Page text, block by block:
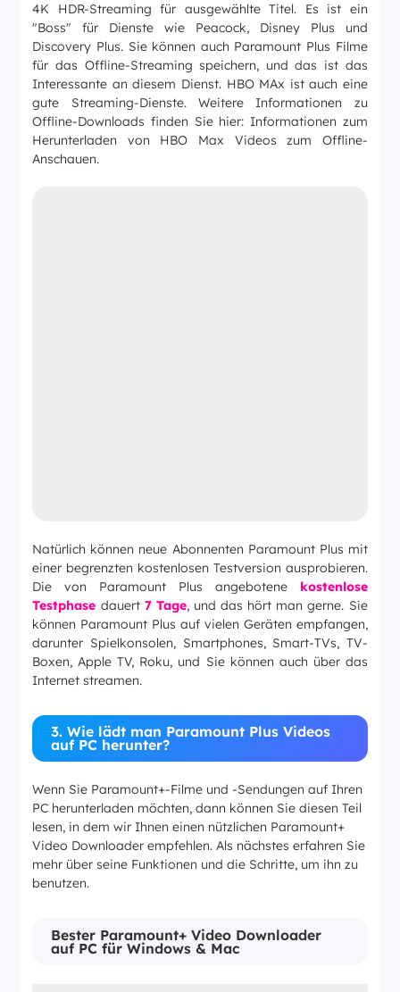
4K HDR-Streaming für ausgewählte Titel. Es ist ein
"Boss" für Dienste wie Peacock, Disney Plus und
Discovery Plus. Sie können auch Paramount Plus Filme
für das Offline-Streaming speichern, und das ist das
Interessante an diesem Dienst. HBO MAx ist auch eine
gute Streaming-Dienste. Weitere Informationen zu
Offline-Downloads finden Sie hier: Informationen zum
Herunterladen von HBO Max Videos zum Offline-
Anschauen.
Natürlich können neue Abonnenten Paramount Plus mit
einer begrenzten kostenlosen Testversion ausprobieren.
Die von Paramount Plus angebotene kostenlose
Testphase dauert 7 Tage, und das hört man gerne. Sie
können Paramount Plus auf vielen Geräten empfangen,
darunter Spielkonsolen, Smartphones, Smart-TVs, TV-
Boxen, Apple TV, Roku, und Sie können auch über das
Internet streamen.
3. Wie lädt man Paramount Plus Videos
auf PC herunter?
Wenn Sie Paramount+-Filme und -Sendungen auf Ihren
PC herunterladen möchten, dann können Sie diesen Teil
lesen, in dem wir Ihnen einen nützlichen Paramount+
Video Downloader empfehlen. Als nächstes erfahren Sie
mehr über seine Funktionen und die Schritte, um ihn zu
benutzen.
Bester Paramount+ Video Downloader
auf PC für Windows & Mac